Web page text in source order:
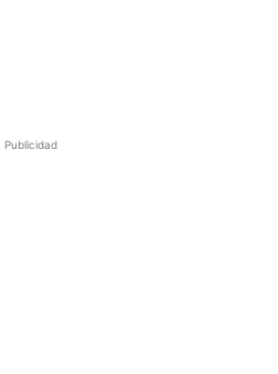
Publicidad